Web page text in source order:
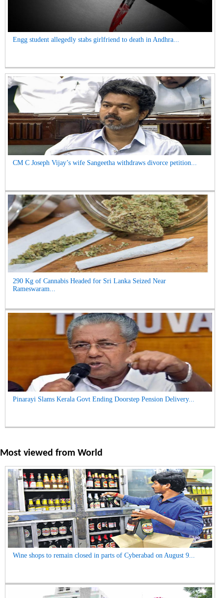
Engg student allegedly stabs girlfriend to death in Andhra...
CM C Joseph Vijay’s wife Sangeetha withdraws divorce petition...
290 Kg of Cannabis Headed for Sri Lanka Seized Near
Rameswaram...
Pinarayi Slams Kerala Govt Ending Doorstep Pension Delivery...
Most viewed from World
Wine shops to remain closed in parts of Cyberabad on August 9...